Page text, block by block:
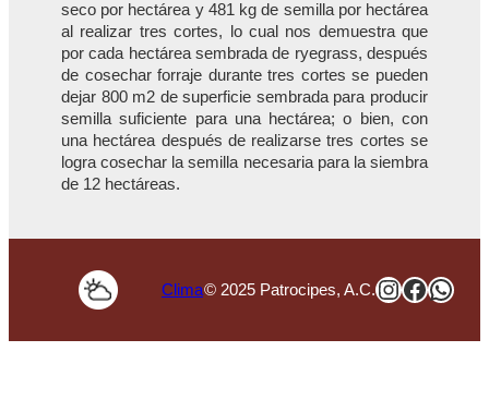
seco por hectárea y 481 kg de semilla por hectárea
al realizar tres cortes, lo cual nos demuestra que
por cada hectárea sembrada de ryegrass, después
de cosechar forraje durante tres cortes se pueden
dejar 800 m2 de superficie sembrada para producir
semilla suficiente para una hectárea; o bien, con
una hectárea después de realizarse tres cortes se
logra cosechar la semilla necesaria para la siembra
de 12 hectáreas.
Clima© 2025 Patrocipes, A.C.